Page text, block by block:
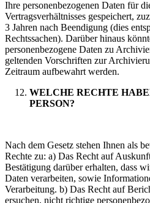
Ihre personenbezogenen Daten für
Vertragsverhältnisses gespeichert,
3 Jahren nach Beendigung (dies
Rechtssachen). Darüber hinaus
personenbezogene Daten zu
geltenden Vorschriften zur
Zeitraum aufbewahrt werden.
WELCHE RECHTE
PERSON?
Nach dem Gesetz stehen Ihnen als
Rechte zu: a) Das Recht auf
Bestätigung darüber erhalten, dass
Daten verarbeiten, sowie
Verarbeitung. b) Das Recht auf
ersuchen, nicht richtige